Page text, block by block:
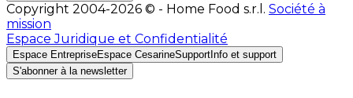
Copyright 2004-2026 © - Home Food s.r.l. Société à
mission
Espace Juridique et Confidentialité
Espace EntrepriseEspace CesarineSupport Info et support
S'abonner à la newsletter